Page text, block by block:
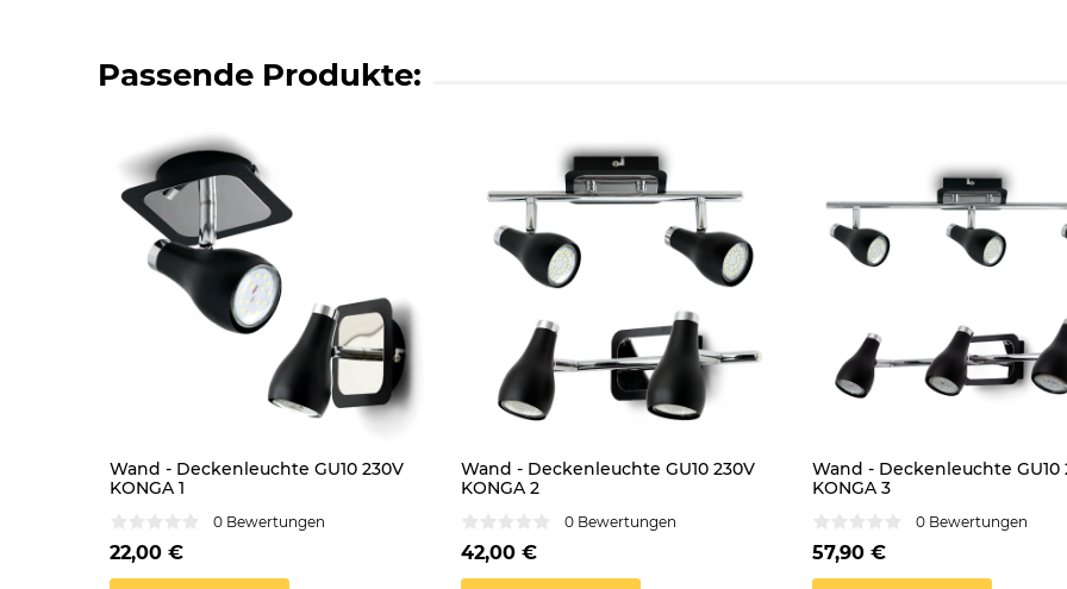
Passende Produkte:
Wand - Deckenleuchte GU10 230V
KONGA 1
0 Bewertungen
22,00 €
Wand - Deckenleuchte GU10 230V
KONGA 2
0 Bewertungen
42,00 €
Wand - Deckenleuchte GU10
KONGA 3
0 Bewertungen
57,90 €